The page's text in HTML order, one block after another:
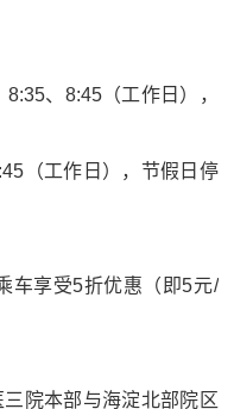
、8:45（工作日），
（工作日），节假日停
车享受5折优惠（即5元/
院本部与海淀北部院区